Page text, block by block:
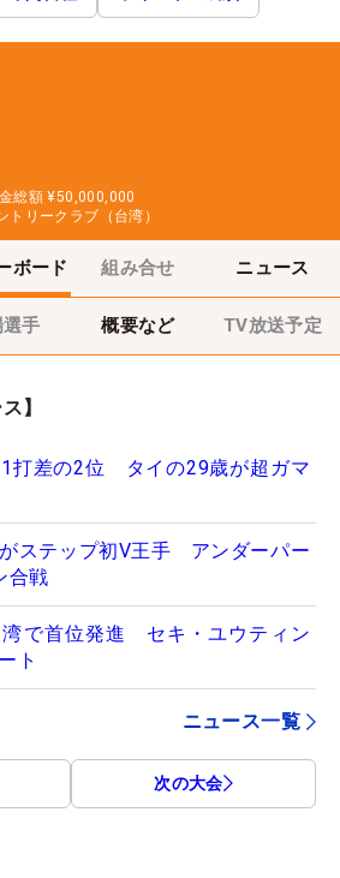
総額 ¥50,000,000
リークラブ（台湾）
ボード 組み合せ ニュース
手 概要など TV放送予定
】
打差の2位 タイの29歳が超ガマ
ステップ初V王手 アンダーパー
合戦
湾で首位発進 セキ・ユウティン
ト
ニュース一覧
次の大会